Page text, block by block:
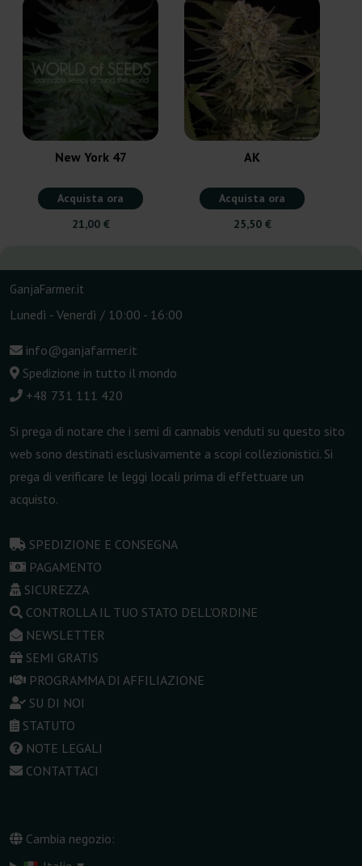
New York 47
Acquista ora
21,00 €
AK
Acquista ora
25,50 €
GanjaFarmer.it
Lunedì - Venerdì / 10:00 - 16:00
info@ganjafarmer.it
Spedizione in tutto il mondo
+48 731 111 420
Si prega di notare che i semi di cannabis venduti su questo sito
web sono destinati esclusivamente a scopi collezionistici. Si
prega di verificare le leggi locali prima di effettuare un
acquisto.
SPEDIZIONE E CONSEGNA
PAGAMENTO
SICUREZZA
CONTROLLA IL TUO STATO DELL'ORDINE
NEWSLETTER
SEMI GRATIS
PROGRAMMA DI AFFILIAZIONE
SU DI NOI
STATUTO
NOTE LEGALI
CONTATTACI
Cambia negozio: